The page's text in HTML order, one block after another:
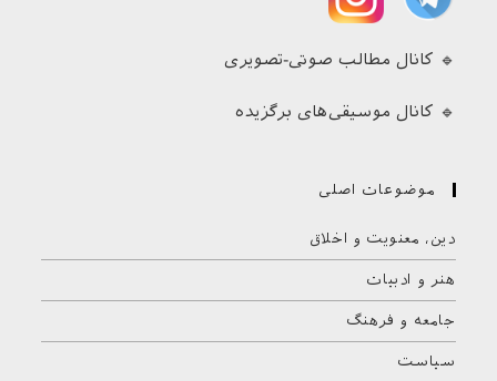
🔹 کانال مطالب صوتی-تصویری
🔹 کانال موسیقی‌های برگزیده
موضوعات اصلی
دین، معنویت و اخلاق
هنر و ادبیات
جامعه و فرهنگ
سیاست